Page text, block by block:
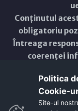
Conținutul
obligatoriu
Întreaga
coerenței
Copyright © 2021
Politica
Cookie-
Site-ul